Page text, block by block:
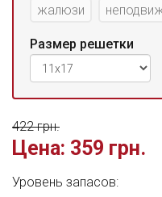
жалюзи
Размер решетки
Цена: 359 грн.
422 грн.
Уровень запасов: